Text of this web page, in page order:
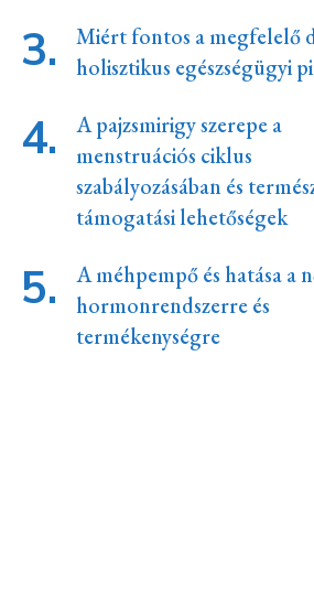
Miért fontos a megfelelő
holisztikus egészségügyi
A pajzsmirigy szerepe a
menstruációs ciklus
szabályozásában és
támogatási lehetőségek
A méhpempő és hatása a
hormonrendszerre és
termékenységre